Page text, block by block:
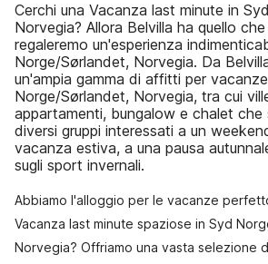
Cerchi una Vacanza last minute in
Norvegia? Allora Belvilla ha quello
regaleremo un'esperienza
Norge/Sørlandet, Norvegia. Da
un'ampia gamma di affitti per
Norge/Sørlandet, Norvegia, tra cui
appartamenti, bungalow e chalet
diversi gruppi interessati a un
vacanza estiva, a una pausa
sugli sport invernali.
Abbiamo l'alloggio per le vacanze
Vacanza last minute spaziose in Syd
Norvegia? Offriamo una vasta selezione